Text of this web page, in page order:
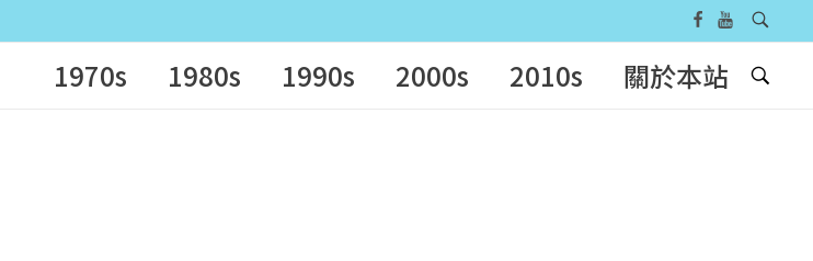
1970s 1980s 1990s 2000s 2010s 關於本站